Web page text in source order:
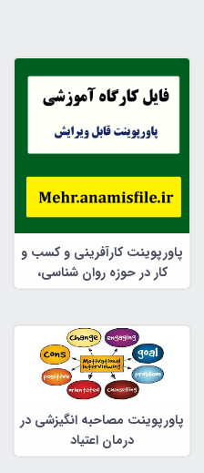
پاورپوینت کارآفرینی و کسب و
کار در حوزه روان شناسی،
مشاوره و علوم تربیتی
پاورپوینت مصاحبه انگیزشی در
درمان اعتیاد